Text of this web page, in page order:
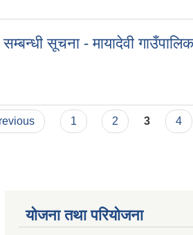
सूचना - मायादेवी
1 2 3 4
योजना तथा परियोजना